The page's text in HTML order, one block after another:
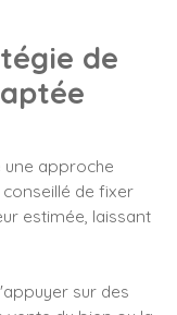
de
approche
conseillé de fixer
estimée, laissant
sur des